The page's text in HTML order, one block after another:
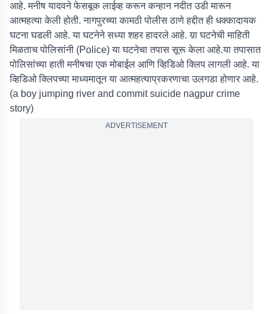
आहे. मनीष यादवने फेसबूक लाईव्ह करून कन्हान नदीत उडी मारून
आत्महत्या केली होती. नागपुरच्या कामठी पोलीस ठाणे हद्दीत ही धक्कादायक
घटना घडली आहे. या घटनेने सध्या शहर हादरले आहे. य़ा घटनेची माहिती
मिळताच पोलिसांनी (Police) या घटनेचा तपास सूरू केला आहे.या तपासात
पोलिसांच्या हाती मनीषचा एक मोबाईल आणि व्हिडिओ क्लिप लागली आहे. या
व्हिडिओ क्लिपच्या माध्यमातून या आत्महत्याप्रकरणाचा उलगडा होणार आहे.
(a boy jumping river and commit suicide nagpur crime
story)
ADVERTISEMENT